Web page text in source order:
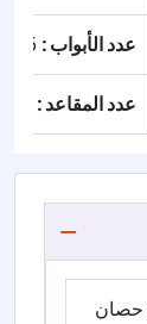
عدد الأبواب :
عدد المقاعد :